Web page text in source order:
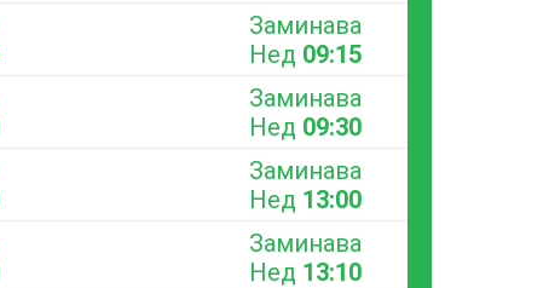
Заминава
Нед 09:15
Заминава
Нед 09:30
Заминава
Нед 13:00
Заминава
Нед 13:10